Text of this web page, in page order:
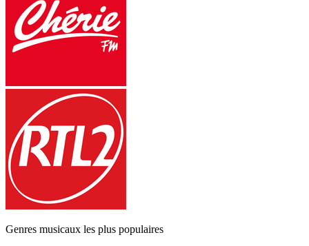
Genres musicaux les plus populaires